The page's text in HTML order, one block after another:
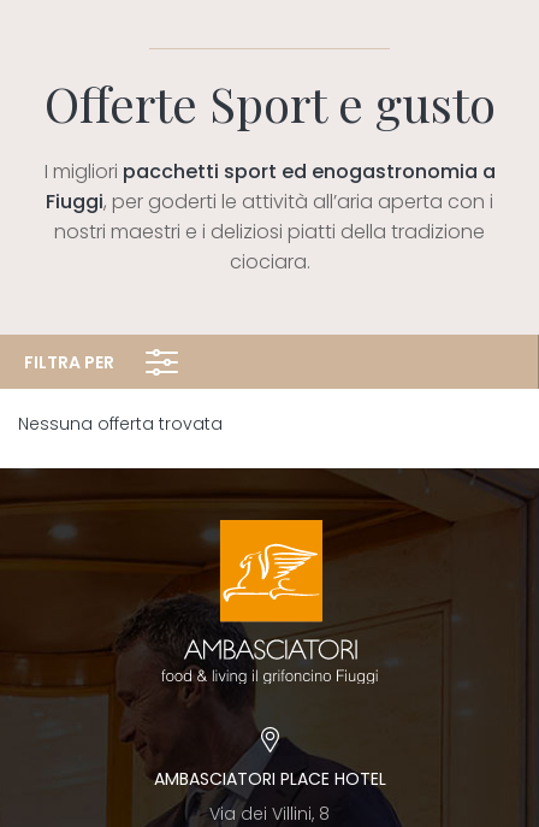
Offerte Sport e gusto
I migliori pacchetti sport ed enogastronomia a
Fiuggi, per goderti le attività all’aria aperta con i
nostri maestri e i deliziosi piatti della tradizione
ciociara.
FILTRA PER
Nessuna offerta trovata
AMBASCIATORI PLACE HOTEL
Via dei Villini, 8